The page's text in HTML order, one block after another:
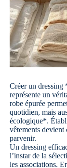
Créer un
représente un
robe épurée
quotidien, mais
écologique*.
vêtements devient
parvenir.
Un dressing
l’instar de la
les associations.